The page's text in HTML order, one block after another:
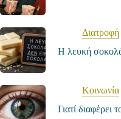
Διατροφή
Η λευκή
Κοινωνία
Γιατί